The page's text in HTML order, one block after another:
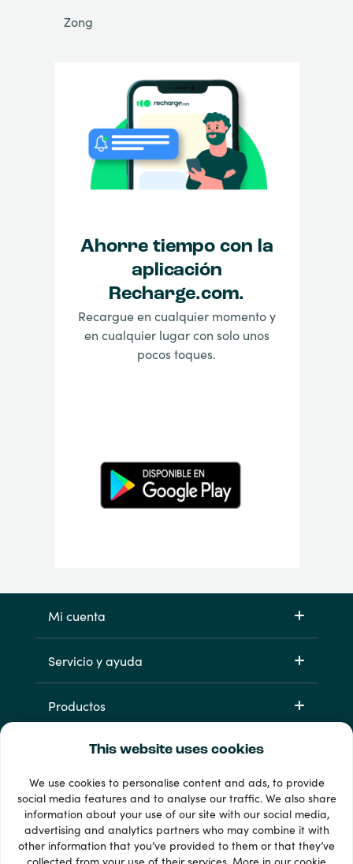
This website uses cookies
We use cookies to personalise content and ads, to provide
social media features and to analyse our traffic. We also share
information about your use of our site with our social media,
advertising and analytics partners who may combine it with
other information that you’ve provided to them or that they’ve
collected from your use of their services. More in ourcookie
Zong
Ahorre tiempo con la
aplicación
Recharge.com.
Recargue en cualquier momento y
en cualquier lugar con solo unos
pocos toques.
Mi cuenta
Servicio y ayuda
Productos
33 + formas de pago